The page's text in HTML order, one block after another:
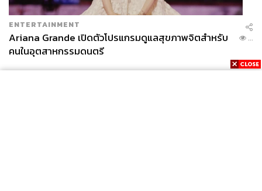
ENTERTAINMENT
Ariana Grande เปิดตัวโปรแกรมดูแลสุขภาพจิตสำหรับ
คนในอุตสาหกรรมดนตรี
...